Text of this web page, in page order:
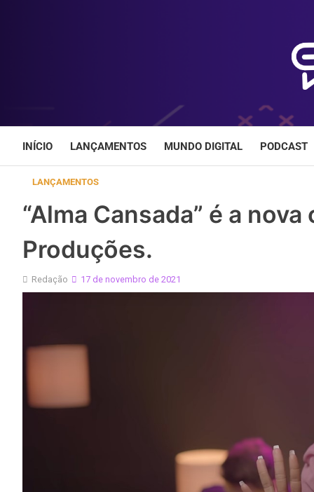
INÍCIO LANÇAMENTOS MUNDO DIGITAL PODCAST
LANÇAMENTOS
“Alma Cansada” é a
Produções.
Redação 17 de novembro de 2021